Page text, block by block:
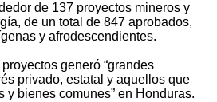
de 137 proyectos mineros y
de un total de 847 aprobados,
y afrodescendientes.
generó “grandes
privado, estatal y aquellos que
y bienes comunes” en Honduras.